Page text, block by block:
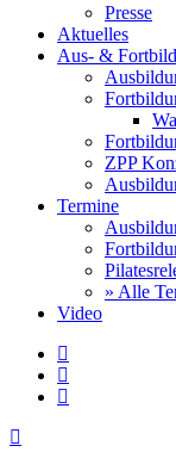
Presse
Aktuelles
Aus- &
ZPP
Termine
» Alle
Video
facebook
youtube
instagram